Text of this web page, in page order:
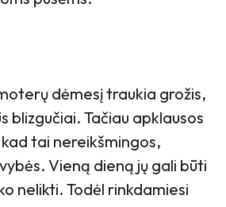
dėmesį traukia grožis,
blizgučiai. Tačiau apklausos
tai nereikšmingos,
Vieną dieną jų gali būti
nelikti. Todėl rinkdamiesi